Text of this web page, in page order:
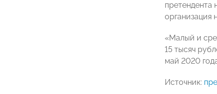
организация
«Малый и
15 тысяч
май 2020
Источник: